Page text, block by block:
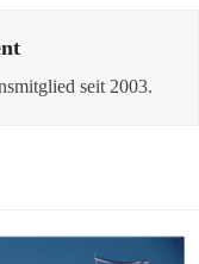
seit 2003.